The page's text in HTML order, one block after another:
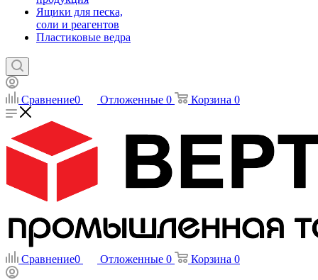
Ящики для песка,
соли и реагентов
Пластиковые ведра
Сравнение0 Отложенные 0 Корзина 0
Сравнение0 Отложенные 0 Корзина 0